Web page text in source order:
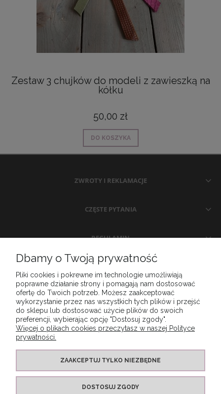
Zestaw 3 chujków do modeli z zawieszką na
kółku
50,00 zł
DO KOSZYKA
ZWROTY I REKLAMACJE
CZĘSTE PYTANIA
REGULAMIN
MOJE KONTO
KONTAKT
Dbamy o Twoją prywatność
Pliki cookies i pokrewne im technologie umożliwiają
poprawne działanie strony i pomagają nam dostosować
ofertę do Twoich potrzeb. Możesz zaakceptować
wykorzystanie przez nas wszystkich tych plików i przejść
do sklepu lub dostosować użycie plików do swoich
preferencji, wybierając opcję "Dostosuj zgody".
Więcej o plikach cookies przeczytasz w naszej Polityce
prywatności.
ZAAKCEPTUJ TYLKO NIEZBĘDNE
DOSTOSUJ ZGODY